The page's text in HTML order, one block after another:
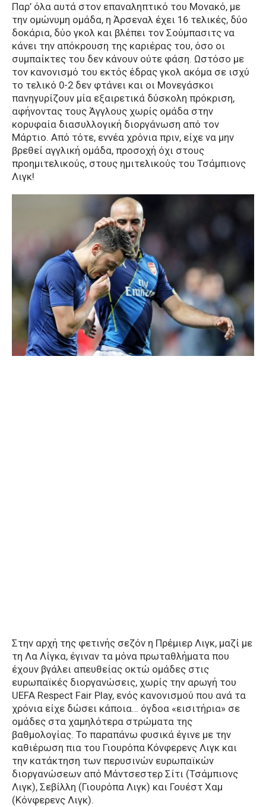
Παρ’ όλα αυτά στον επαναληπτικό του Μονακό, με
την ομώνυμη ομάδα, η Άρσεναλ έχει 16 τελικές, δύο
δοκάρια, δύο γκολ και βλέπει τον Σούμπασιτς να
κάνει την απόκρουση της καριέρας του, όσο οι
συμπαίκτες του δεν κάνουν ούτε φάση. Ωστόσο με
τον κανονισμό του εκτός έδρας γκολ ακόμα σε ισχύ
το τελικό 0-2 δεν φτάνει και οι Μονεγάσκοι
πανηγυρίζουν μία εξαιρετικά δύσκολη πρόκριση,
αφήνοντας τους Άγγλους χωρίς ομάδα στην
κορυφαία διασυλλογική διοργάνωση από τον
Μάρτιο. Από τότε, εννέα χρόνια πριν, είχε να μην
βρεθεί αγγλική ομάδα, προσοχή όχι στους
προημιτελικούς, στους ημιτελικούς του Τσάμπιονς
Λιγκ!
Στην αρχή της φετινής σεζόν η Πρέμιερ Λιγκ, μαζί με
τη Λα Λίγκα, έγιναν τα μόνα πρωταθλήματα που
έχουν βγάλει απευθείας οκτώ ομάδες στις
ευρωπαϊκές διοργανώσεις, χωρίς την αρωγή του
UEFA Respect Fair Play, ενός κανονισμού που ανά τα
χρόνια είχε δώσει κάποια… όγδοα «εισιτήρια» σε
ομάδες στα χαμηλότερα στρώματα της
βαθμολογίας. Το παραπάνω φυσικά έγινε με την
καθιέρωση πια του Γιουρόπα Κόνφερενς Λιγκ και
την κατάκτηση των περυσινών ευρωπαϊκών
διοργανώσεων από Μάντσεστερ Σίτι (Τσάμπιονς
Λιγκ), Σεβίλλη (Γιουρόπα Λιγκ) και Γουέστ Χαμ
(Κόνφερενς Λιγκ).